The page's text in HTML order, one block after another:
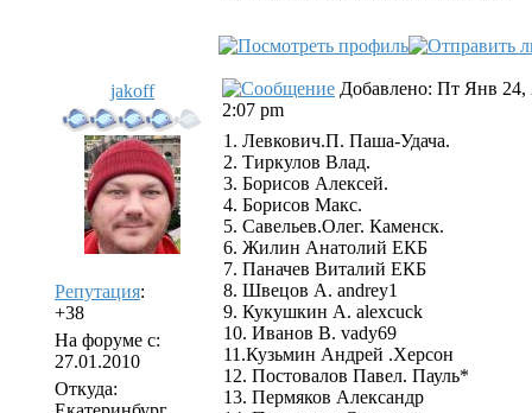
jakoff
Репутация:
+38
На форуме с:
27.01.2010
Откуда:
Добавлено: Пт Янв 24,
2:07 pm
1. Левкович.П. Паша-Удача.
2. Тиркулов Влад.
3. Борисов Алексей.
4. Борисов Макс.
5. Савельев.Олег. Каменск.
6. Жилин Анатолий ЕКБ
7. Паначев Виталий ЕКБ
8. Швецов А. andrey1
9. Кукушкин А. alexcuck
10. Иванов В. vady69
11.Кузьмин Андрей .Херсон
12. Постовалов Павел. Пауль*
13. Пермяков Александр